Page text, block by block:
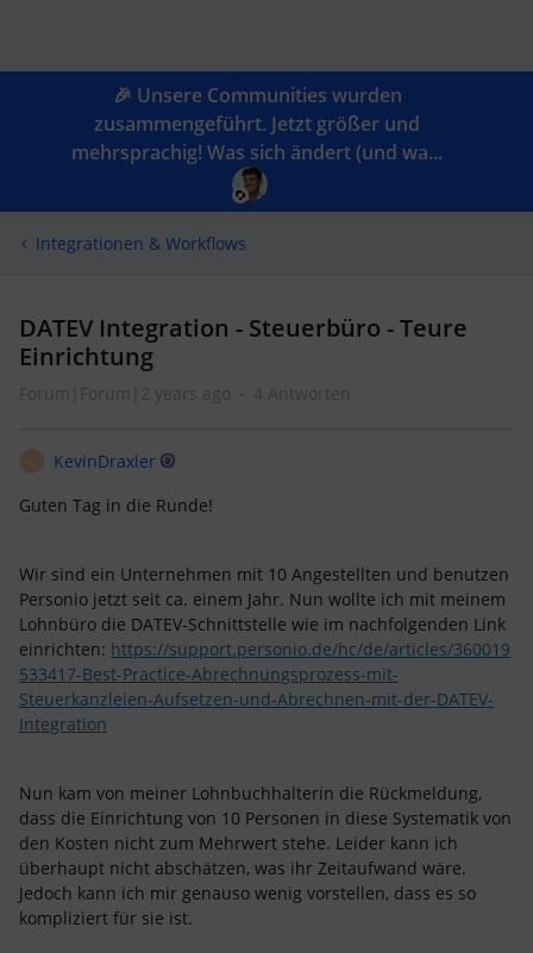
🎉 Unsere Communities wurden
zusammengeführt. Jetzt größer und
mehrsprachig! Was sich ändert (und wa...
Integrationen & Workflows
DATEV Integration - Steuerbüro - Teure
Einrichtung
Forum|Forum|2 years ago 4 Antworten
KevinDraxler
Guten Tag in die Runde!
Wir sind ein Unternehmen mit 10 Angestellten und benutzen
Personio jetzt seit ca. einem Jahr. Nun wollte ich mit meinem
Lohnbüro die DATEV-Schnittstelle wie im nachfolgenden Link
einrichten: https://support.personio.de/hc/de/articles/360019
533417-Best-Practice-Abrechnungsprozess-mit-
Steuerkanzleien-Aufsetzen-und-Abrechnen-mit-der-DATEV-
Integration
Nun kam von meiner Lohnbuchhalterin die Rückmeldung,
dass die Einrichtung von 10 Personen in diese Systematik von
den Kosten nicht zum Mehrwert stehe. Leider kann ich
überhaupt nicht abschätzen, was ihr Zeitaufwand wäre.
Jedoch kann ich mir genauso wenig vorstellen, dass es so
kompliziert für sie ist.